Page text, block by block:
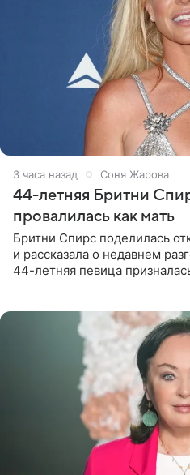
3 часа назад Соня Жарова
44-летняя Бритни
провалилась как мать
Бритни Спирс поделилась
и рассказала о недавнем
44-летняя певица